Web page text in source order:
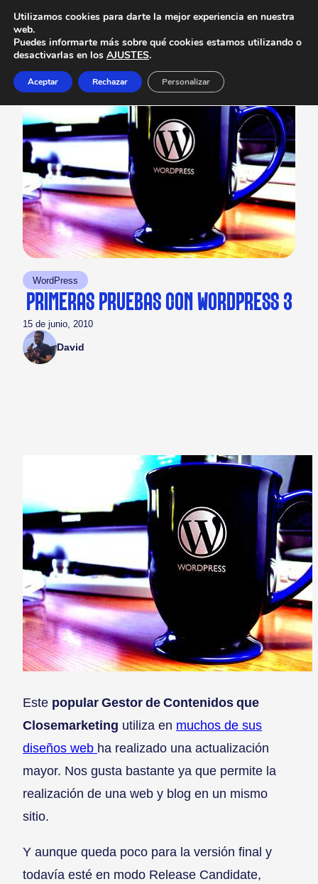
WordPress
PRIMERAS PRUEBAS CON WORDPRESS 3
15 de junio, 2010
David
Este popular Gestor de Contenidos que
Closemarketing utiliza en muchos de sus
diseños web ha realizado una actualización
mayor. Nos gusta bastante ya que permite la
realización de una web y blog en un mismo
sitio.
Y aunque queda poco para la versión final y
todavía esté en modo Release Candidate,
Utilizamos cookies para darte la mejor experiencia en nuestra
web.
Puedes informarte más sobre qué cookies estamos utilizando o
desactivarlas en los AJUSTES.
Aceptar Rechazar Personalizar